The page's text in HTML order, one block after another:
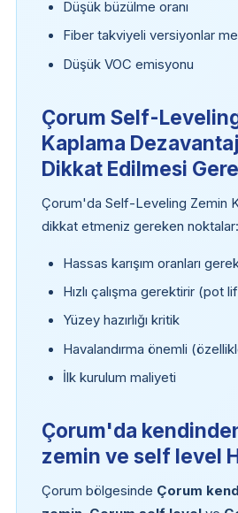
Düşük büzülme oranı
Fiber takviyeli versiyonlar
Düşük VOC emisyonu
Çorum Self-
Kaplama
Dikkat Edilmesi
Çorum'da Self-Leveling Zemin
dikkat etmeniz gereken noktalar:
Hassas karışım oranları
Hızlı çalışma gerektirir (pot
Yüzey hazırlığı kritik
Havalandırma önemli
İlk kurulum maliyeti
Çorum'da
zemin ve self level
Çorum bölgesinde Çorum